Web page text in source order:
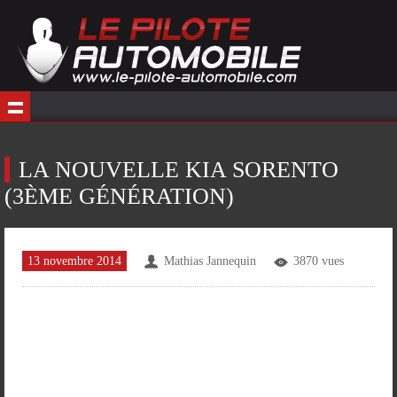
LA NOUVELLE KIA SORENTO
(3ÈME GÉNÉRATION)
13 novembre 2014 Mathias Jannequin 3870 vues